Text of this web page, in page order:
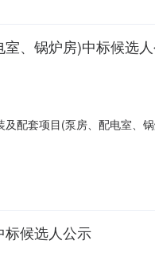
、锅炉房)中标候选
配套项目(泵房、配电室、
级注册证书编号新
标候选人公示